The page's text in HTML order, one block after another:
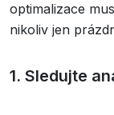
optimalizace
nikoliv jen
1. Sledujte